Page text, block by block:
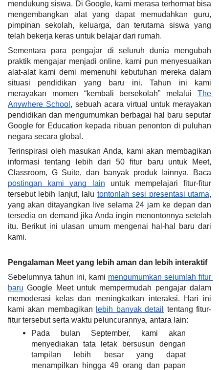
mendukung siswa. Di Google, kami merasa terhormat bisa
mengembangkan alat yang dapat memudahkan guru,
pimpinan sekolah, keluarga, dan terutama siswa yang
telah bekerja keras untuk belajar dari rumah.
Sementara para pengajar di seluruh dunia mengubah
praktik mengajar menjadi online, kami pun menyesuaikan
alat-alat kami demi memenuhi kebutuhan mereka dalam
situasi pendidikan yang baru ini. Tahun ini kami
merayakan momen “kembali bersekolah” melalui The
Anywhere School , sebuah acara virtual untuk merayakan
pendidikan dan mengumumkan berbagai hal baru seputar
Google for Education kepada ribuan penonton di puluhan
negara secara global.
Terinspirasi oleh masukan Anda, kami akan membagikan
informasi tentang lebih dari 50 fitur baru untuk Meet,
postingan kami yang lain untuk mempelajari fitur-fitur
tersebut lebih lanjut, lalu tontonlah sesi presentasi utama,
yang akan ditayangkan live selama 24 jam ke depan dan
tersedia on demand jika Anda ingin menontonnya setelah
itu. Berikut ini ulasan umum mengenai hal-hal baru dari
kami.
Pengalaman Meet yang lebih aman dan lebih interaktif
Sebelumnya tahun ini, kami mengumumkan sejumlah fitur
baru Google Meet untuk mempermudah pengajar dalam
memoderasi kelas dan meningkatkan interaksi. Hari ini
kami akan membagikan
lebih banyak detail
tentang fitur-
fitur tersebut serta waktu peluncurannya, antara lain:
Pada bulan September, kami akan
menyediakan tata letak bersusun dengan
tampilan lebih besar yang dapat
menampilkan hingga 49 orang dan papan